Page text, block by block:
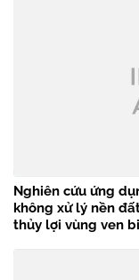
Nghiên cứu ứng
không xử lý nền
thủy lợi vùng ven